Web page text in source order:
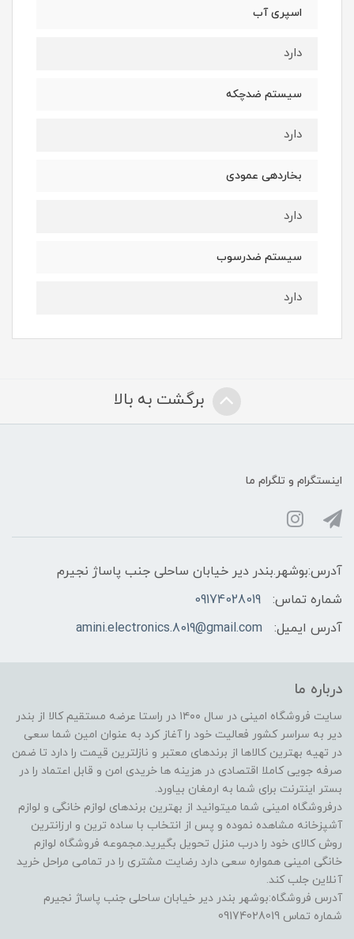
اسپری آب
دارد
سیستم ضدچکه
دارد
بخاردهی عمودی
دارد
سیستم ضدرسوب
دارد
برگشت به بالا
اینستگرام و تلگرام ما
آدرس:بوشهر.بندر دیر خیابان ساحلی جنب پاساژ نجیرم
شماره تماس:
09174028019
آدرس ایمیل:
amini.electronics.8019@gmail.com
درباره ما
سایت فروشگاه امینی در سال ۱۴۰۰ در راستا عرضه مستقیم کالا از بندر
دیر به سراسر کشور فعالیت خود را آغاز کرد به عنوان امین شما سعی
در تهیه بهترین کالاها از برندهای معتبر و نازلترین قیمت را دارد تا ضمن
صرفه جویی کاملا اقتصادی در هزینه ها خریدی امن و قابل اعتماد را در
بستر اینترنت برای شما به ارمغان بیاورد.
درفروشگاه امینی شما میتوانید از بهترین برندهای لوازم خانگی و لوازم
آشپزخانه مشاهده نموده و پس از انتخاب با ساده ترین و ارزانترین
روش کالای خود را درب منزل تحویل بگیرید.مجموعه فروشگاه لوازم
خانگی امینی همواره سعی دارد رضایت مشتری را در تمامی مراحل خرید
آنلاین جلب کند.
آدرس فروشگاه:بوشهر بندر دیر خیابان ساحلی جنب پاساژ نجیرم
شماره تماس 09174028019